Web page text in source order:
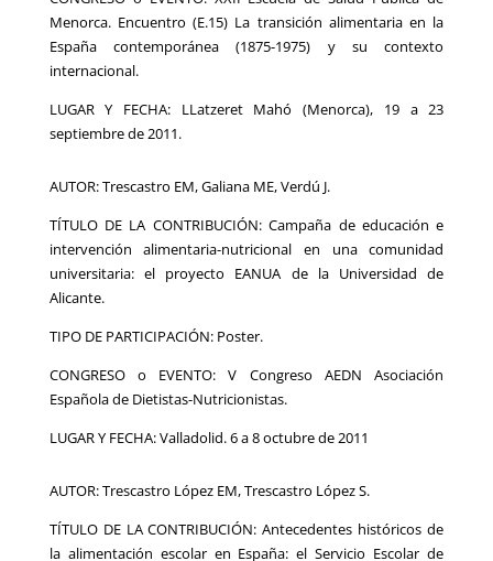
Menorca. Encuentro (E.15) La transición alimentaria en la
España contemporánea (1875-1975) y su contexto
internacional.
LUGAR Y FECHA: LLatzeret Mahó (Menorca), 19 a 23
septiembre de 2011.
AUTOR: Trescastro EM, Galiana ME, Verdú J.
TÍTULO DE LA CONTRIBUCIÓN: Campaña de educación e
intervención alimentaria-nutricional en una comunidad
universitaria: el proyecto EANUA de la Universidad de
Alicante.
TIPO DE PARTICIPACIÓN: Poster.
CONGRESO o EVENTO: V Congreso AEDN Asociación
Española de Dietistas-Nutricionistas.
LUGAR Y FECHA: Valladolid. 6 a 8 octubre de 2011
AUTOR: Trescastro López EM, Trescastro López S.
TÍTULO DE LA CONTRIBUCIÓN: Antecedentes históricos de
la alimentación escolar en España: el Servicio Escolar de